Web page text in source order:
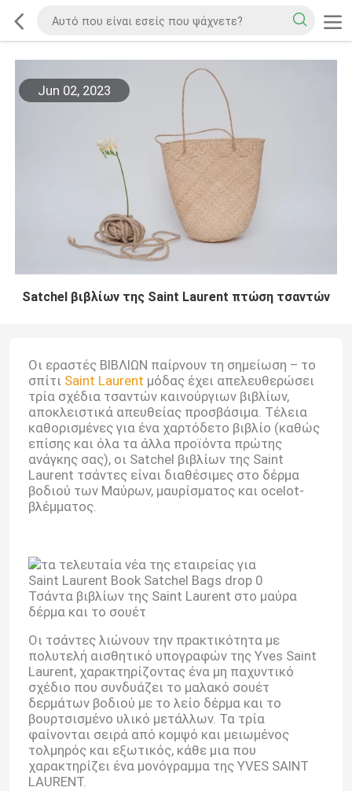
Jun 02, 2023
Satchel βιβλίων της Saint Laurent πτώση τσαντών
Οι εραστές ΒΙΒΛΙΩΝ παίρνουν τη σημείωση – το
σπίτι Saint Laurent μόδας έχει απελευθερώσει
τρία σχέδια τσαντών καινούργιων βιβλίων,
αποκλειστικά απευθείας προσβάσιμα. Τέλεια
καθορισμένες για ένα χαρτόδετο βιβλίο (καθώς
επίσης και όλα τα άλλα προϊόντα πρώτης
ανάγκης σας), οι Satchel βιβλίων της Saint
Laurent τσάντες είναι διαθέσιμες στο δέρμα
βοδιού των Μαύρων, μαυρίσματος και ocelot-
βλέμματος.
Τσάντα βιβλίων της Saint Laurent στο μαύρα
δέρμα και το σουέτ
Οι τσάντες λιώνουν την πρακτικότητα με
πολυτελή αισθητικό υπογραφών της Yves Saint
Laurent, χαρακτηρίζοντας ένα μη παχυντικό
σχέδιο που συνδυάζει το μαλακό σουέτ
δερμάτων βοδιού με το λείο δέρμα και το
βουρτσισμένο υλικό μετάλλων. Τα τρία
φαίνονται σειρά από κομψό και μειωμένος
τολμηρός και εξωτικός, κάθε μια που
χαρακτηρίζει ένα μονόγραμμα της YVES SAINT
LAURENT.